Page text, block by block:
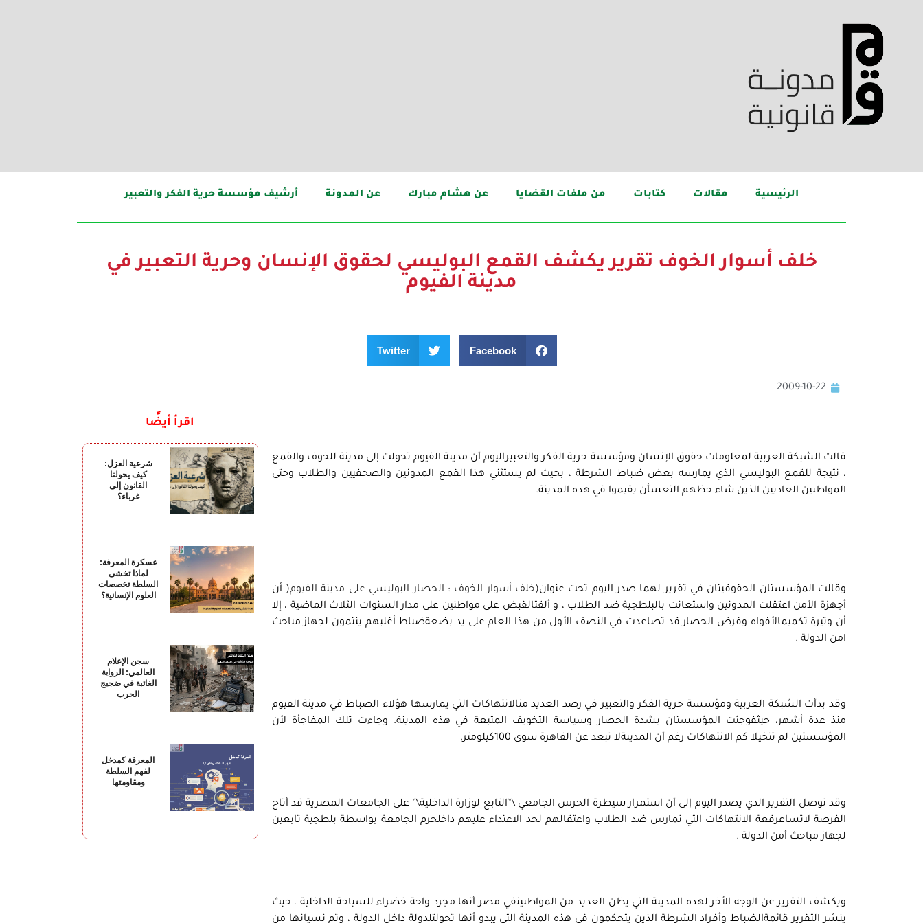
الرئيسية مقالات كتابات من ملفات القضايا عن هشام مبارك عن المدونة أرشيف مؤسسة حرية الفكر والتعبير
خلف أسوار الخوف تقرير يكشف القمع البوليسي لحقوق الإنسان وحرية التعبير في
مدينة الفيوم
Facebook
Twitter
2009-10-22
قالت الشبكة العربية لمعلومات حقوق الإنسان ومؤسسة حرية الفكر والتعبيراليوم أن مدينة الفيوم تحولت إلى مدينة للخوف والقمع
، نتيجة للقمع البوليسي الذي يمارسه بعض ضباط الشرطة ، بحيث لم يستثني هذا القمع المدونين والصحفيين والطلاب وحتى
المواطنين العاديين الذين شاء حظهم التعسأن يقيموا في هذه المدينة.
وقالت المؤسستان الحقوقيتان في تقرير لهما صدر اليوم تحت عنوان(خلف أسوار الخوف : الحصار البوليسي على مدينة الفيوم( أن
أجهزة الأمن اعتقلت المدونين واستعانت بالبلطجية ضد الطلاب ، و ألقتالقبض على مواطنين على مدار السنوات الثلاث الماضية ، إلا
أن وتيرة تكميمالأفواه وفرض الحصار قد تصاعدت في النصف الأول من هذا العام على يد بضعةضباط أغلبهم ينتمون لجهاز مباحث
امن الدولة .
وقد بدأت الشبكة العربية ومؤسسة حرية الفكر والتعبير في رصد العديد منالانتهاكات التي يمارسها هؤلاء الضباط في مدينة الفيوم
منذ عدة أشهر، حيثفوجئت المؤسستان بشدة الحصار وسياسة التخويف المتبعة في هذه المدينة. وجاءت تلك المفاجأة لأن
المؤسستين لم تتخيلا كم الانتهاكات رغم أن المدينةلا تبعد عن القاهرة سوى 100كيلومتر.
وقد توصل التقرير الذي يصدر اليوم إلى أن استمرار سيطرة الحرس الجامعي \”التابع لوزارة الداخلية\” على الجامعات المصرية قد أتاح
الفرصة لاتساعرقعة الانتهاكات التي تمارس ضد الطلاب واعتقالهم لحد الاعتداء عليهم داخلحرم الجامعة بواسطة بلطجية تابعين
لجهاز مباحث أمن الدولة .
ويكشف التقرير عن الوجه الأخر لهذه المدينة التي يظن العديد من المواطنينفي مصر أنها مجرد واحة خضراء للسياحة الداخلية ، حيث
ينشر التقرير قائمةالضباط وأفراد الشرطة الذين يتحكمون في هذه المدينة التي يبدو أنها تحولتلدولة داخل الدولة ، وتم نسيانها من
اقرأ أيضًا
شرعية العزل:
كيف يحولنا
القانون إلى
غرباء؟
عسكرة المعرفة:
لماذا تخشى
السلطة تخصصات
العلوم الإنسانية؟
سجن الإعلام
العالمي: الرواية
الغائبة في ضجيج
الحرب
المعرفة كمدخل
لفهم السلطة
ومقاومتها